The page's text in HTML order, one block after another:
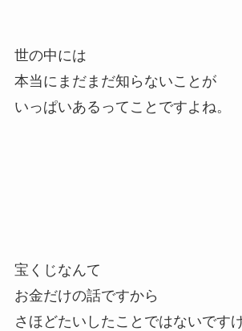
世の中には
本当にまだまだ知らないことが
いっぱいあるってことですよね。
宝くじなんて
お金だけの話ですから
さほどたいしたことではないです